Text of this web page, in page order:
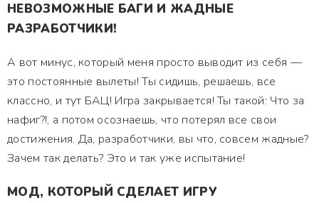
НЕВОЗМОЖНЫЕ БАГИ И ЖАДНЫЕ
РАЗРАБОТЧИКИ!
А вот минус, который меня просто выводит из себя —
это постоянные вылеты! Ты сидишь, решаешь, все
классно, и тут БАЦ! Игра закрывается! Ты такой: Что за
нафиг?!, а потом осознаешь, что потерял все свои
достижения. Да, разработчики, вы что, совсем жадные?
Зачем так делать? Это и так уже испытание!
МОД, КОТОРЫЙ СДЕЛАЕТ ИГРУ